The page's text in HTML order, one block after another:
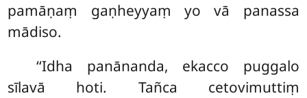
pamāṇaṃ gaṇheyyaṃ yo vā panassa
mādiso.
‘‘Idha panānanda, ekacco puggalo
sīlavā hoti. Tañca cetovimuttiṃ